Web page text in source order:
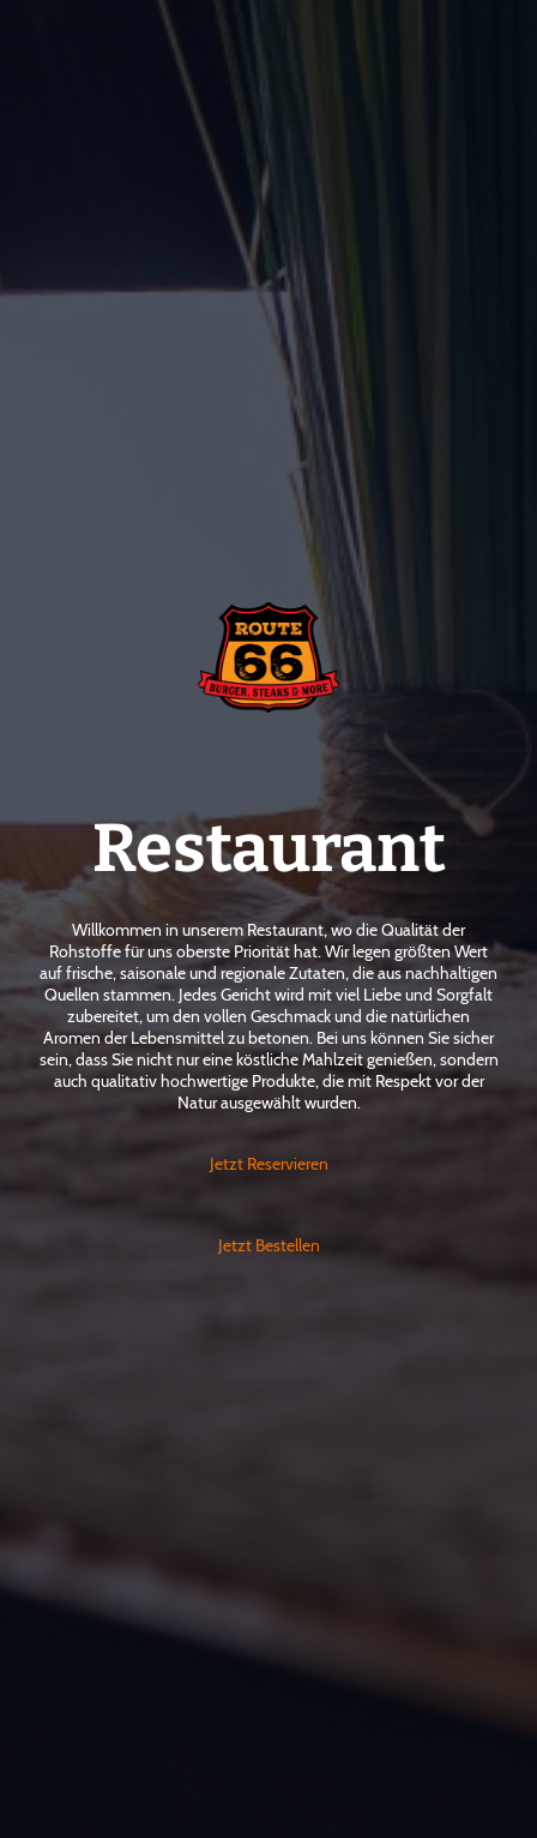
Restaurant
Willkommen in unserem Restaurant, wo die Qualität der
Rohstoffe für uns oberste Priorität hat. Wir legen größten Wert
auf frische, saisonale und regionale Zutaten, die aus nachhaltigen
Quellen stammen. Jedes Gericht wird mit viel Liebe und Sorgfalt
zubereitet, um den vollen Geschmack und die natürlichen
Aromen der Lebensmittel zu betonen. Bei uns können Sie sicher
sein, dass Sie nicht nur eine köstliche Mahlzeit genießen, sondern
auch qualitativ hochwertige Produkte, die mit Respekt vor der
Natur ausgewählt wurden.
Jetzt Reservieren
Jetzt Bestellen